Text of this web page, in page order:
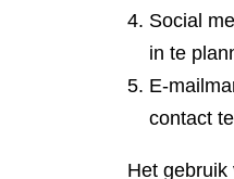
Social
in te
E-
contact
Het